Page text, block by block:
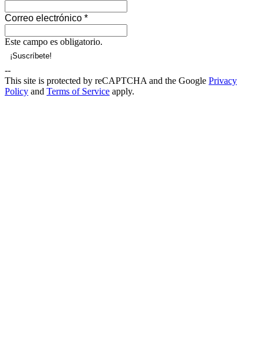
Correo electrónico *
Este campo es obligatorio.
--
This site is protected by reCAPTCHA and the Google Privacy
Policy and Terms of Service apply.